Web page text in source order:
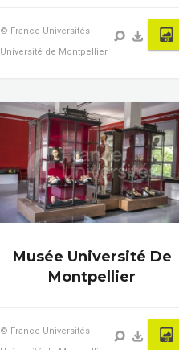
© France Universités –
Université de Montpellier
Musée Université De
Montpellier
© France Universités –